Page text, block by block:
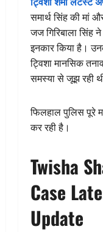
समार्थ सिंह की मां
जज गिरिबाला सिंह
इनकार किया है।
ट्विशा मानसिक
समस्या से जूझ रही
फिलहाल पुलिस पूरे
कर रही है।
Twisha
Case
Update